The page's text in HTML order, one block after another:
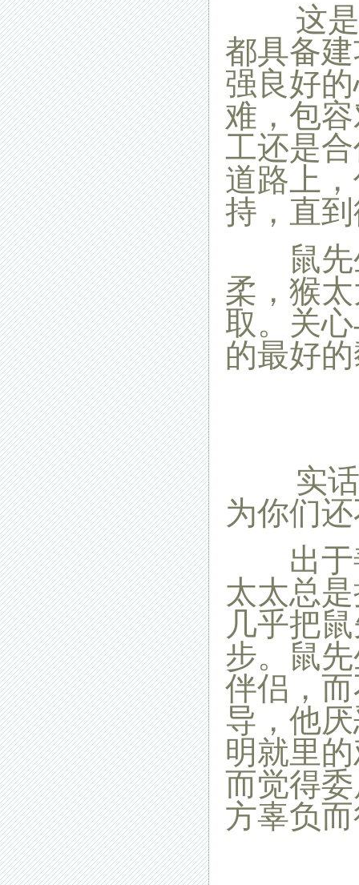
这是
都具备
强良好
难，包
工还是
道路上
持，直
鼠先
柔，猴
取。关
的最好
实话
为你们
出于善
太太总
几乎把
步。鼠
伴侣，
导，他
明就里
而觉得
方辜负